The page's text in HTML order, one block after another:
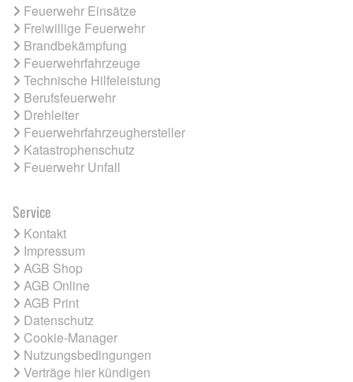
Feuerwehr Einsätze
Freiwillige Feuerwehr
Brandbekämpfung
Feuerwehrfahrzeuge
Technische Hilfeleistung
Berufsfeuerwehr
Drehleiter
Feuerwehrfahrzeughersteller
Katastrophenschutz
Feuerwehr Unfall
Service
Kontakt
Impressum
AGB Shop
AGB Online
AGB Print
Datenschutz
Cookie-Manager
Nutzungsbedingungen
Verträge hier kündigen